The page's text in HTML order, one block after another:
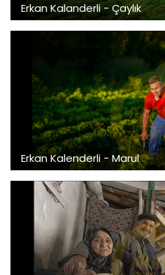
Erkan Kalanderli - Çaylık
Erkan Kalenderli - Marul